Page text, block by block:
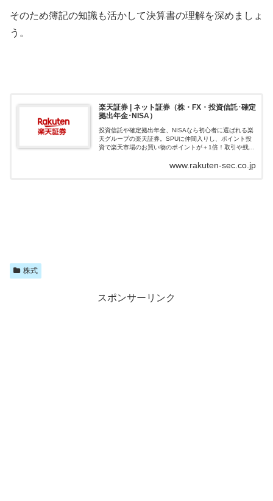
そのため簿記の知識も活かして決算書の理解を深めましょ
う。
楽天証券 | ネット証券（株・FX・投資信託･確定
拠出年金･NISA）
投資信託や確定拠出年金、NISAなら初心者に選ばれる楽
天グループの楽天証券。SPUに仲間入りし、ポイント投
資で楽天市場のお買い物のポイントが＋1倍！取引や残高
クに資産形成を始めよう！www.rakuten-sec.co.jp
株式
スポンサーリンク